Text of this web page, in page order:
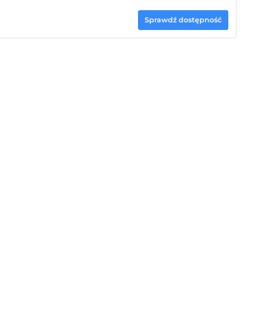
Sprawdź dostępność